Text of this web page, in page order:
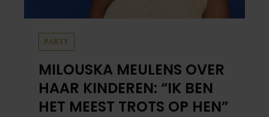
PARTY
MILOUSKA MEULENS OVER
HAAR KINDEREN: “IK BEN
HET MEEST TROTS OP HEN”